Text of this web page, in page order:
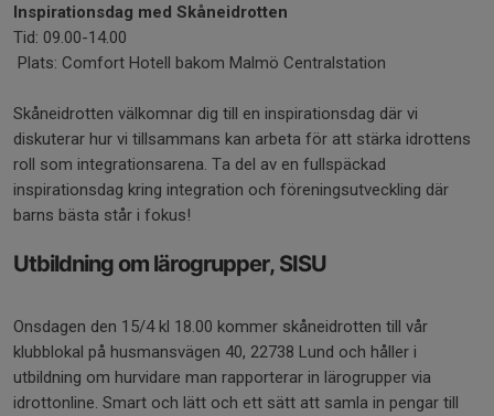
Inspirationsdag med Skåneidrotten
Tid: 09.00-14.00
Plats: Comfort Hotell bakom Malmö Centralstation
Skåneidrotten välkomnar dig till en inspirationsdag där vi
diskuterar hur vi tillsammans kan arbeta för att stärka idrottens
roll som integrationsarena. Ta del av en fullspäckad
inspirationsdag kring integration och föreningsutveckling där
barns bästa står i fokus!
Utbildning om lärogrupper, SISU
Onsdagen den 15/4 kl 18.00 kommer skåneidrotten till vår
klubblokal på husmansvägen 40, 22738 Lund och håller i
utbildning om hurvidare man rapporterar in lärogrupper via
idrottonline. Smart och lätt och ett sätt att samla in pengar till